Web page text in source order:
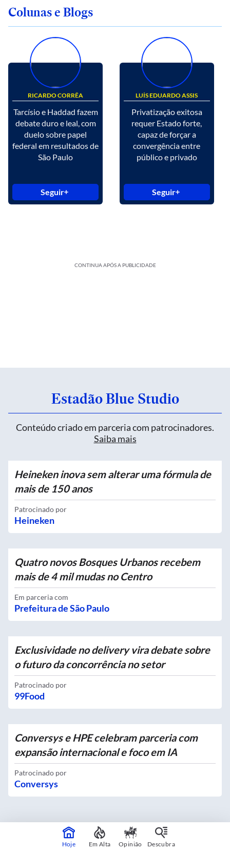
Colunas e Blogs
RICARDO CORRÊA
Tarcísio e Haddad fazem
debate duro e leal, com
duelo sobre papel
federal em resultados de
São Paulo
Seguir
LUÍS EDUARDO ASSIS
Privatização exitosa
requer Estado forte,
capaz de forçar a
convergência entre
público e privado
Seguir
CONTINUA APÓS A PUBLICIDADE
Estadão Blue Studio
Conteúdo criado em parceria com patrocinadores.
Saiba mais
Heineken inova sem alterar uma fórmula de
mais de 150 anos
Patrocinado por
Heineken
Quatro novos Bosques Urbanos recebem
mais de 4 mil mudas no Centro
Em parceria com
Prefeitura de São Paulo
Exclusividade no delivery vira debate sobre
o futuro da concorrência no setor
Patrocinado por
99Food
Conversys e HPE celebram parceria com
expansão internacional e foco em IA
Patrocinado por
Conversys
Hoje Em Alta Opinião Descubra